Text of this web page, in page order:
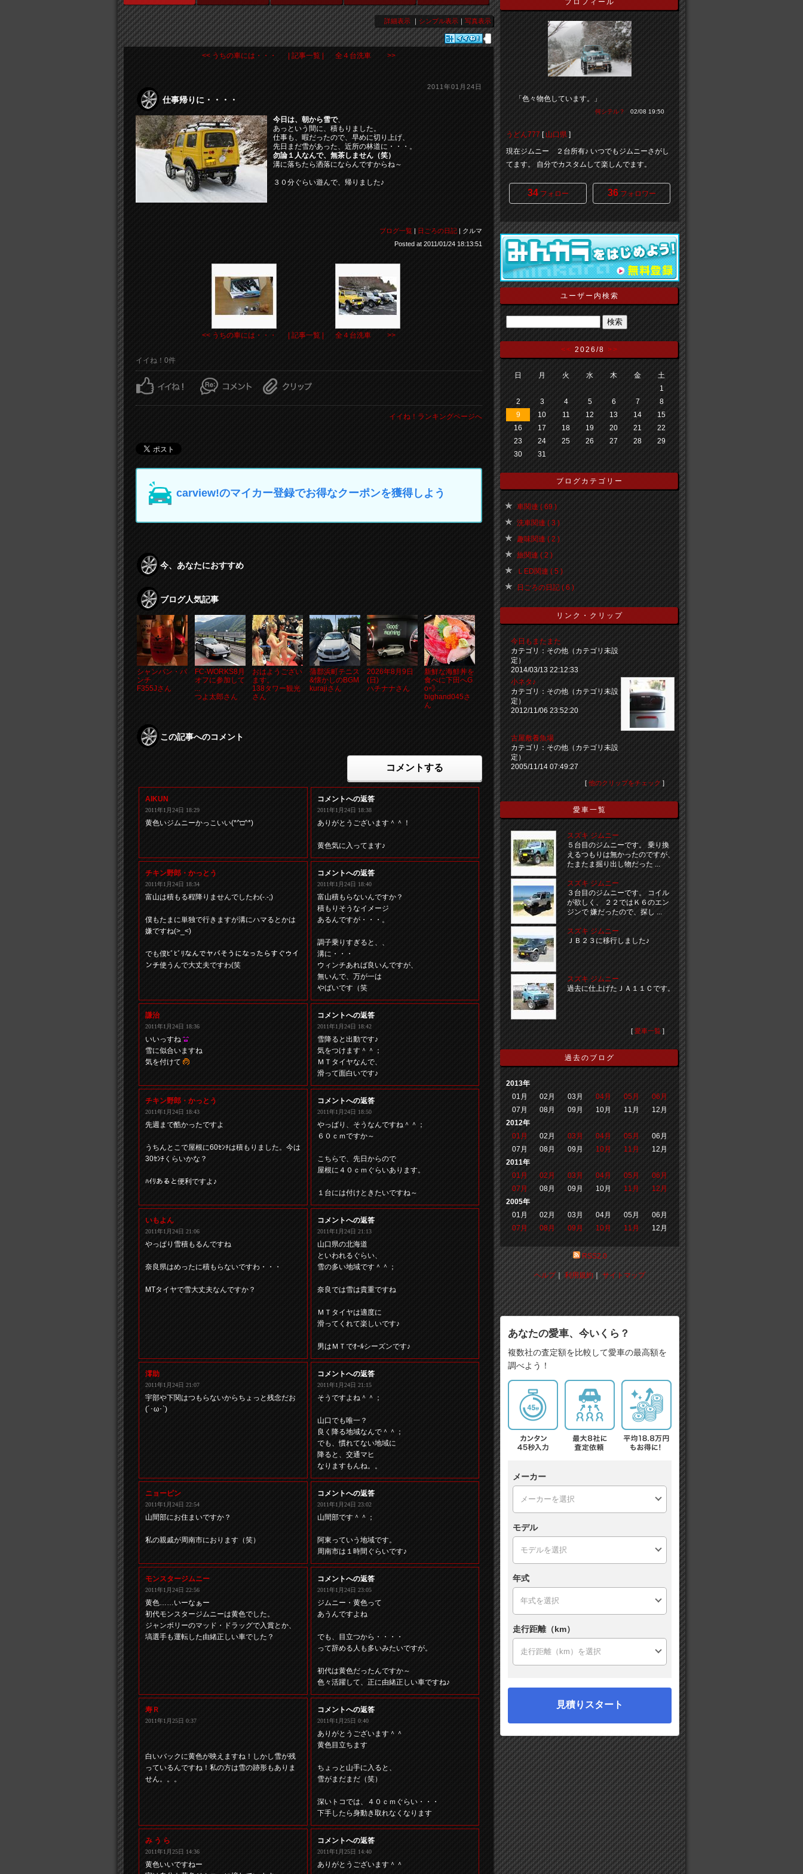
詳細表示 ｜ シンプル表示 ｜ 写真表示
<< うちの車には・・・ | 記事一覧 | 全４台洗車 >>
2011年01月24日
仕事帰りに・・・・
今日は、朝から雪で、
あっという間に、積もりました。
仕事も、暇だったので、早めに切り上げ、
先日まだ雪があった、近所の林道に・・・。
勿論１人なんで、無茶しません（笑）
溝に落ちたら洒落にならんですからね～
３０分ぐらい遊んで、帰りました♪
ブログ一覧 | 日ごろの日記 | クルマ
Posted at 2011/01/24 18:13:51
<< うちの車には・・・ | 記事一覧 | 全４台洗車 >>
イイね！0件
イイね！ランキングページへ
carview!のマイカー登録でお得なクーポンを獲得しよう
今、あなたにおすすめ
ブログ人気記事
シャンパン・パ
ンチ
F355Jさん
FC-WORKS8月
オフに参加して
つよ太郎さん
おはようござい
ます。
138タワー観光
さん
蒲郡浜町テニス
&懐かしのBGM
kurajiさん
2026年8月9日
(日)
ハチナナさん
新鮮な海鮮丼を
食べに下田へG
o💨 ...
bighand045さ
ん
この記事へのコメント
コメントする
AIKUN
2011年1月24日 18:29
黄色いジムニーかっこいい(*^□^*)
コメントへの返答
2011年1月24日 18:38
ありがとうございます＾＾！
黄色気に入ってます♪
チキン野郎・かっとう
2011年1月24日 18:34
富山は積もる程降りませんでしたわ(-.-;)
僕もたまに単独で行きますが溝にハマるとかは
嫌ですね(>_<)
でも僕ﾋﾞﾋﾞﾘなんでヤバそうになったらすぐウイ
ンチ使うんで大丈夫ですわ(笑
コメントへの返答
2011年1月24日 18:40
富山積もらないんですか？
積もりそうなイメージ
あるんですが・・・。
調子乗りすぎると、、
溝に・・・
ウィンチあれば良いんですが、
無いんで、万が一は
やばいです（笑
謙治
2011年1月24日 18:36
いいっすね
雪に似合いますね
気を付けて
コメントへの返答
2011年1月24日 18:42
雪降ると出動です♪
気をつけます＾＾；
ＭＴタイヤなんで、
滑って面白いです♪
チキン野郎・かっとう
2011年1月24日 18:43
先週まで酷かったですよ
うちんとこで屋根に60ｾﾝﾁは積もりました。今は
30ｾﾝﾁくらいかな？
ﾊｲﾘあると便利ですよ♪
コメントへの返答
2011年1月24日 18:50
やっぱり、そうなんですね＾＾；
６０ｃｍですか～
こちらで、先日からので
屋根に４０ｃｍぐらいあります。
１台には付けときたいですね～
いもよん
2011年1月24日 21:06
やっぱり雪積もるんですね
奈良県はめったに積もらないですわ・・・
MTタイヤで雪大丈夫なんですか？
コメントへの返答
2011年1月24日 21:13
山口県の北海道
といわれるぐらい、
雪の多い地域です＾＾；
奈良では雪は貴重ですね
ＭＴタイヤは適度に
滑ってくれて楽しいです♪
男はＭＴでｵｰﾙシーズンです♪
澪助
2011年1月24日 21:07
宇部や下関はつもらないからちょっと残念だお
(´･ω･`)
コメントへの返答
2011年1月24日 21:15
そうですよね＾＾；
山口でも唯一？
良く降る地域なんで＾＾；
でも、慣れてない地域に
降ると、交通マヒ
なりますもんね。。
ニョーピン
2011年1月24日 22:54
山間部にお住まいですか？
私の親戚が周南市におります（笑）
コメントへの返答
2011年1月24日 23:02
山間部です＾＾；
阿東っていう地域です。
周南市は１時間ぐらいです♪
モンスタージムニー
2011年1月24日 22:56
黄色……いーなぁー
初代モンスタージムニーは黄色でした。
ジャンボリーのマッド・ドラッグで入賞とか、
塙選手も運転した由緒正しい車でした？
コメントへの返答
2011年1月24日 23:05
ジムニー・黄色って
あうんですよね
でも、目立つから・・・・
って辞める人も多いみたいですが。
初代は黄色だったんですか～
色々活躍して、正に由緒正しい車ですね♪
寿Ｒ
2011年1月25日 0:37
白いバックに黄色が映えますね！しかし雪が残
っているんですね！私の方は雪の跡形もありま
せん。。。
コメントへの返答
2011年1月25日 0:40
ありがとうございます＾＾
黄色目立ちます
ちょっと山手に入ると、
雪がまだまだ（笑）
深いトコでは、４０ｃｍぐらい・・・
下手したら身動き取れなくなります
み う ら
2011年1月25日 14:36
黄色いいですねー
コメントへの返答
2011年1月25日 14:40
ありがとうございます＾＾
プロフィール
「色々物色しています。」
何シテル？ 02/08 19:50
うどん777 [ 山口県 ]
現在ジムニー ２台所有♪ いつでもジムニーさがし
てます。 自分でカスタムして楽しんでます。
34フォロー 36フォロワー
ユーザー内検索
<<2026/8>>
日 月 火 水 木 金
土
1
2
3 4 5 6 7
8
9
10 11 12 13 14
15
16
17 18 19 20 21
22
23
24 25 26 27 28
29
30
31
ブログカテゴリー
車関連 ( 69 )
洗車関連 ( 3 )
趣味関連 ( 2 )
旅関連 ( 2 )
ＬED関連 ( 5 )
日ごろの日記 ( 6 )
リンク・クリップ
今日もまたまた
カテゴリ：その他（カテゴリ未設
定）
2014/03/13 22:12:33
小ネタ♪
カテゴリ：その他（カテゴリ未設
定）
2012/11/06 23:52:20
古屋敷養魚場
カテゴリ：その他（カテゴリ未設
定）
2005/11/14 07:49:27
[ 他のクリップをチェック ]
愛車一覧
スズキ ジムニー
５台目のジムニーです。 乗り換
えるつもりは無かったのですが、
たまたま掘り出し物だった ...
スズキ ジムニー
３台目のジムニーです。 コイル
が欲しく、 ２２ではＫ６のエン
ジンで 嫌だったので、探し ...
スズキ ジムニー
ＪＢ２３に移行しました♪
スズキ ジムニー
過去に仕上げたＪＡ１１Ｃです。
[愛車一覧 ]
過去のブログ
2013年
01月
02月 03月 04月 05月
06月
07月
08月 09月 10月 11月
12月
2012年
01月
02月 03月 04月 05月
06月
07月
08月 09月 10月 11月
12月
2011年
01月
02月 03月 04月 05月
06月
07月
08月 09月 10月 11月
12月
2005年
01月
02月 03月 04月 05月
06月
07月
08月 09月 10月 11月 12月
RSS2.0
ヘルプ｜利用規約｜サイトマップ
あなたの愛車、今いくら？
複数社の査定額を比較して愛車の最高額を
調べよう！
メーカー
モデル
年式
走行距離（km）
見積りスタート